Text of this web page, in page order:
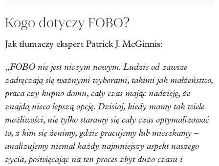
Kogo dotyczy FOBO?
Jak tłumaczy ekspert Patrick J. McGinnis:
„FOBO nie jest niczym nowym. Ludzie od zawsze
zadręczają się ważnymi wyborami, takimi jak małżeństwo,
praca czy kupno domu, cały czas mając nadzieję, że
znajdą nieco lepszą opcję. Dzisiaj, kiedy mamy tak wiele
możliwości, nie tylko staramy się cały czas optymalizować
to, z kim się żenimy, gdzie pracujemy lub mieszkamy –
analizujemy niemal każdy najmniejszy aspekt naszego
życia, poświęcając na ten proces zbyt dużo czasu i